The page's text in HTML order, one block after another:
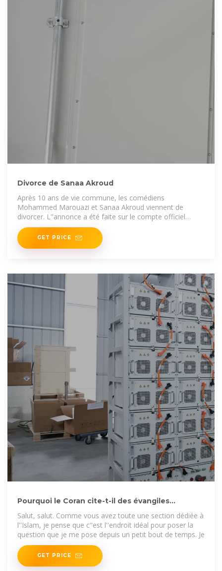
Divorce de Sanaa Akroud
Après 10 ans de vie commune, les comédiens
Mohammed Marouazi et Sanaa Akroud viennent de
divorcer. L''annonce a été faite sur le compte officiel
Instagram de la
GET PRICE
Pourquoi le Coran cite-t-il des évangiles
Salut, salut. Comme vous avez toute une section dédiée à
l''Islam, je pense que c''est l''endroit idéal pour poser la
question que je me pose depuis un petit bout de temps. Je
GET PRICE